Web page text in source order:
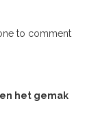
to comment
het gemak